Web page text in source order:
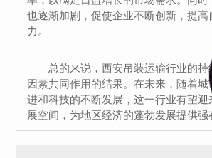
也逐渐加剧，促使企业不断创新，提高
力。
总的来说，西安吊装运输行业的
因素共同作用的结果。在未来，随着城
进和科技的不断发展，这一行业有望迎
展空间，为地区经济的蓬勃发展提供